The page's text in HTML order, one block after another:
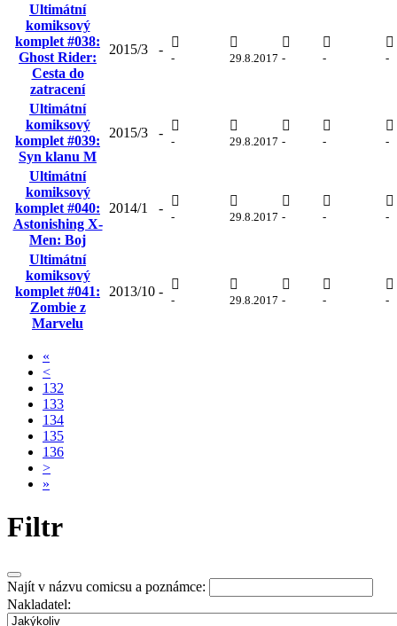
Ultimátní
komiksový
komplet #038:
Ghost Rider:
Cesta do
zatracení
2015/3 -
- 29.8.2017 - - -
Ultimátní
komiksový
komplet #039:
Syn klanu M
2015/3 -
- 29.8.2017 - - -
Ultimátní
komiksový
komplet #040:
Astonishing X-
Men: Boj
2014/1 -
- 29.8.2017 - - -
Ultimátní
komiksový
komplet #041:
Zombie z
Marvelu
2013/10 -
- 29.8.2017 - - -
«
<
132
133
134
135
136
>
»
Filtr
Najít v názvu comicsu a poznámce:
Nakladatel: